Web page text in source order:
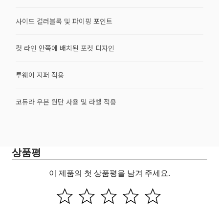
사이드 컬러블록 및 파이핑 포인트
컷 라인 안쪽에 배치된 포켓 디자인
투웨이 지퍼 적용
코듀라 우븐 원단 사용 및 라벨 적용
상품평
이 제품의 첫 상품평을 남겨 주세요.